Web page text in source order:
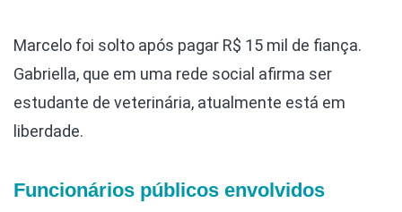
Marcelo foi solto após pagar R$ 15 mil de fiança.
Gabriella, que em uma rede social afirma ser
estudante de veterinária, atualmente está em
liberdade.
Funcionários públicos envolvidos